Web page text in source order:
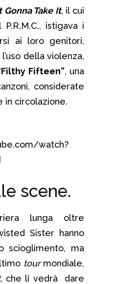
Gonna Take It, il cui
istigava i
ai loro genitori,
della violenza,
Fifteen”, una
considerate
in circolazione.
watch?
scene.
lunga oltre
Sister hanno
scioglimento, ma
tourmondiale,
, che li vedrà dare